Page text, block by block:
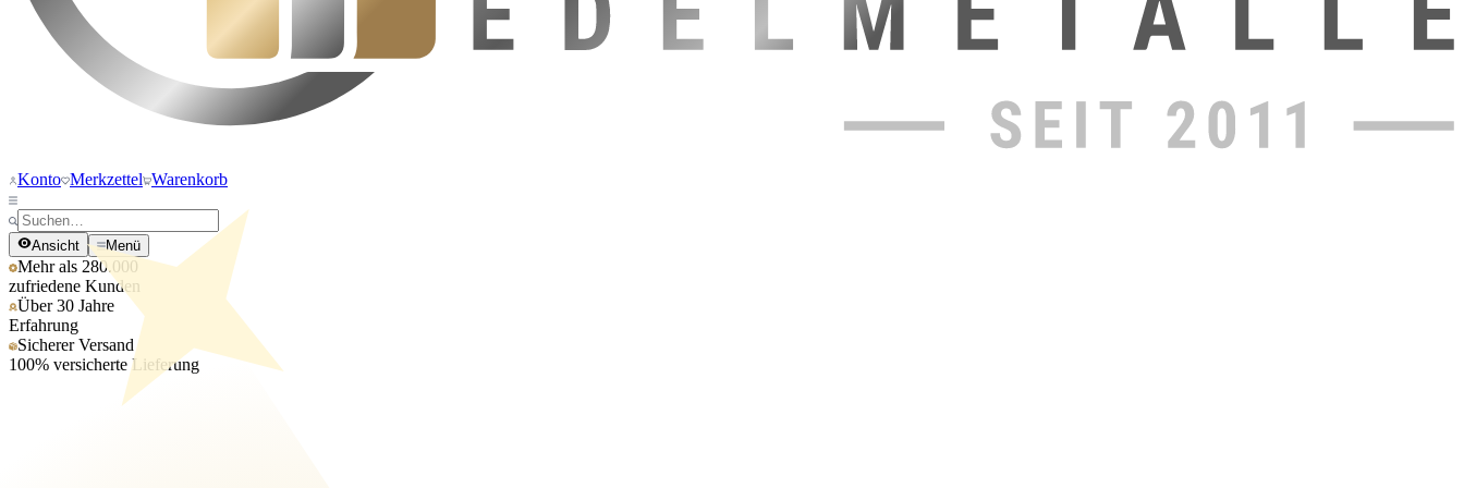
Konto Merkzettel Warenkorb
Ansicht Menü
Mehr als 280.000
zufriedene Kunden
Über 30 Jahre
Erfahrung
Sicherer Versand
100% versicherte Lieferung